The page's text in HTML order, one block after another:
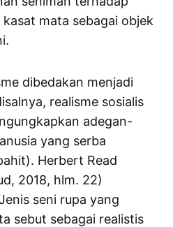
mata sebagai objek
dibedakan menjadi
realisme sosialis
adegan-
yang serba
Herbert Read
2018, hlm. 22)
seni rupa yang
sebut sebagai realistis